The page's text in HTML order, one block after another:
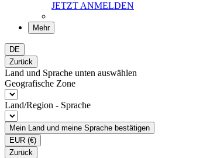
JETZT ANMELDEN
Mehr
DE
Zurück
Land und Sprache unten auswählen
Geografische Zone
Land/Region - Sprache
Mein Land und meine Sprache bestätigen
EUR (€)
Zurück